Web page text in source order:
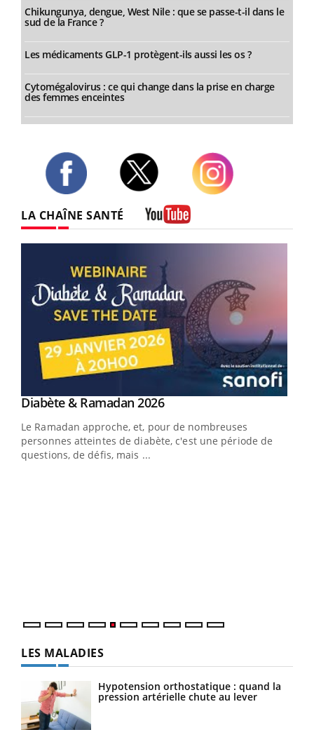
Chikungunya, dengue, West Nile : que se passe-t-il dans le
sud de la France ?
Les médicaments GLP-1 protègent-ils aussi les os ?
Cytomégalovirus : ce qui change dans la prise en charge
des femmes enceintes
LA CHAÎNE SANTÉ
Youtube
Diabète & Ramadan 2026Youtube
Le Ramadan approche, et, pour de nombreuses
personnes atteintes de diabète, c'est une période de
questions, de défis, mais ...
LES MALADIES
Hypotension orthostatique : quand la
pression artérielle chute au lever